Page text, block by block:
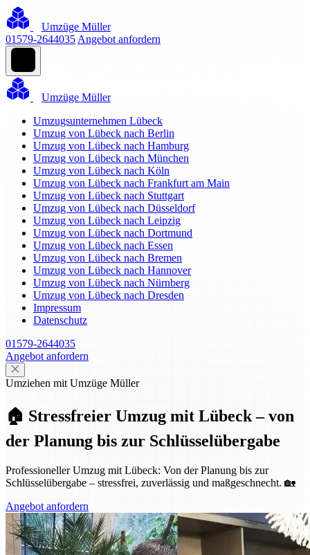
Umzüge Müller
01579-2644035 Angebot anfordern
Umzüge Müller
Umzugsunternehmen Lübeck
Umzug von Lübeck nach Berlin
Umzug von Lübeck nach Hamburg
Umzug von Lübeck nach München
Umzug von Lübeck nach Köln
Umzug von Lübeck nach Frankfurt am Main
Umzug von Lübeck nach Stuttgart
Umzug von Lübeck nach Düsseldorf
Umzug von Lübeck nach Leipzig
Umzug von Lübeck nach Dortmund
Umzug von Lübeck nach Essen
Umzug von Lübeck nach Bremen
Umzug von Lübeck nach Hannover
Umzug von Lübeck nach Nürnberg
Umzug von Lübeck nach Dresden
Impressum
Datenschutz
01579-2644035
Angebot anfordern
Umziehen mit Umzüge Müller
🏠 Stressfreier Umzug mit Lübeck – von
der Planung bis zur Schlüsselübergabe
Professioneller Umzug mit Lübeck: Von der Planung bis zur
Schlüsselübergabe – stressfrei, zuverlässig und maßgeschnecht. 🏡
Angebot anfordern